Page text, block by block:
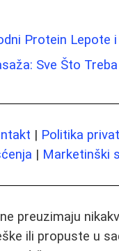
Protein Lepote
Sve Što
| Politika
| Marketinški
preuzimaju
ili propuste u